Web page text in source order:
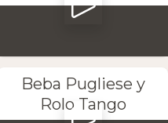
Beba Pugliese y
Rolo Tango